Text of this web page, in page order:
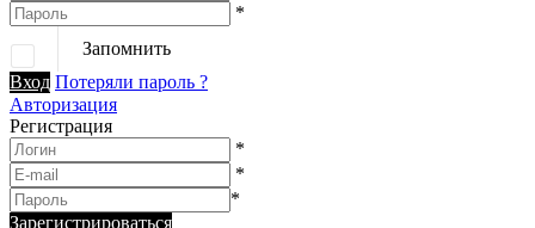
*
Запомнить
Вход Потеряли пароль ?
Авторизация
Регистрация
*
*
*
Зарегистрироваться